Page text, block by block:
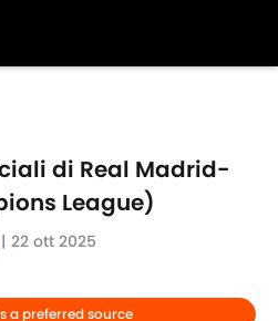
di Real Madrid-
League)
| 22 ott 2025
a preferred source